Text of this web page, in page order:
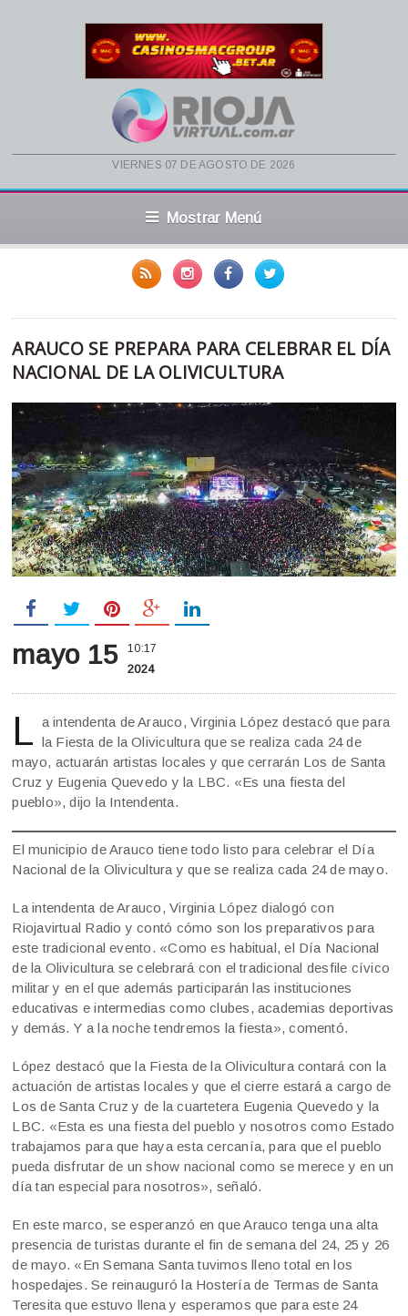
viernes 07 de agosto de 2026
Mostrar Menú
ARAUCO SE PREPARA PARA CELEBRAR EL DÍA
NACIONAL DE LA OLIVICULTURA
mayo 15 10:17
2024
L a intendenta de Arauco, Virginia López destacó que para
la Fiesta de la Olivicultura que se realiza cada 24 de
mayo, actuarán artistas locales y que cerrarán Los de Santa
Cruz y Eugenia Quevedo y la LBC. «Es una fiesta del
pueblo», dijo la Intendenta.
El municipio de Arauco tiene todo listo para celebrar el Día
Nacional de la Olivicultura y que se realiza cada 24 de mayo.
La intendenta de Arauco, Virginia López dialogó con
Riojavirtual Radio y contó cómo son los preparativos para
este tradicional evento. «Como es habitual, el Día Nacional
de la Olivicultura se celebrará con el tradicional desfile cívico
militar y en el que además participarán las instituciones
educativas e intermedias como clubes, academias deportivas
y demás. Y a la noche tendremos la fiesta», comentó.
López destacó que la Fiesta de la Olivicultura contará con la
actuación de artistas locales y que el cierre estará a cargo de
Los de Santa Cruz y de la cuartetera Eugenia Quevedo y la
LBC. «Esta es una fiesta del pueblo y nosotros como Estado
trabajamos para que haya esta cercanía, para que el pueblo
pueda disfrutar de un show nacional como se merece y en un
día tan especial para nosotros», señaló.
En este marco, se esperanzó en que Arauco tenga una alta
presencia de turistas durante el fin de semana del 24, 25 y 26
de mayo. «En Semana Santa tuvimos lleno total en los
hospedajes. Se reinauguró la Hostería de Termas de Santa
Teresita que estuvo llena y esperamos que para este 24